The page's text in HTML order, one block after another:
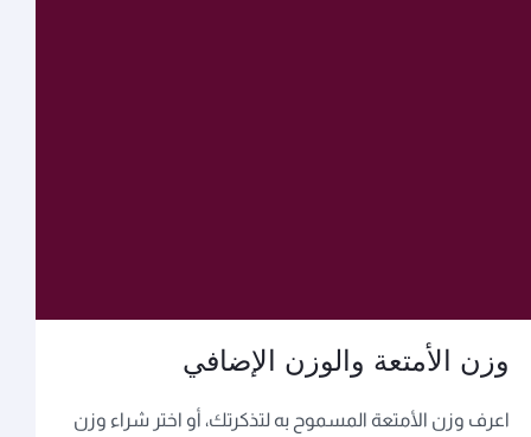
وزن الأمتعة والوزن الإضافي
اعرف وزن الأمتعة المسموح به لتذكرتك، أو اختر شراء وزن